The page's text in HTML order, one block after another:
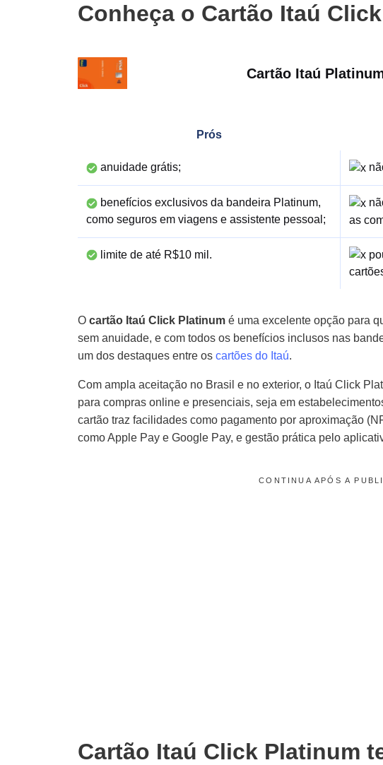
Conheça o Cartão Itaú
Cartão Itaú
Prós
anuidade grátis;
benefícios exclusivos da bandeira Platinum,
como seguros em viagens e assistente pessoal;
as
limite de até R$10 mil.
O cartão Itaú Click Platinum é uma excelente opção para
sem anuidade, e com todos os benefícios inclusos nas
um dos destaques entre os cartões do Itaú.
Com ampla aceitação no Brasil e no exterior, o Itaú Click
para compras online e presenciais, seja em
cartão traz facilidades como pagamento por aproximação
como Apple Pay e Google Pay, e gestão prática pelo
CONTINUA APÓS A
Cartão Itaú Click Platinum